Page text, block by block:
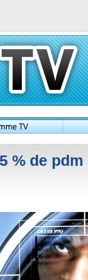
% de